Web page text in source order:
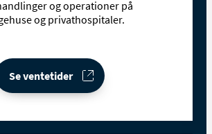
og operationer på
og privathospitaler.
Se ventetider